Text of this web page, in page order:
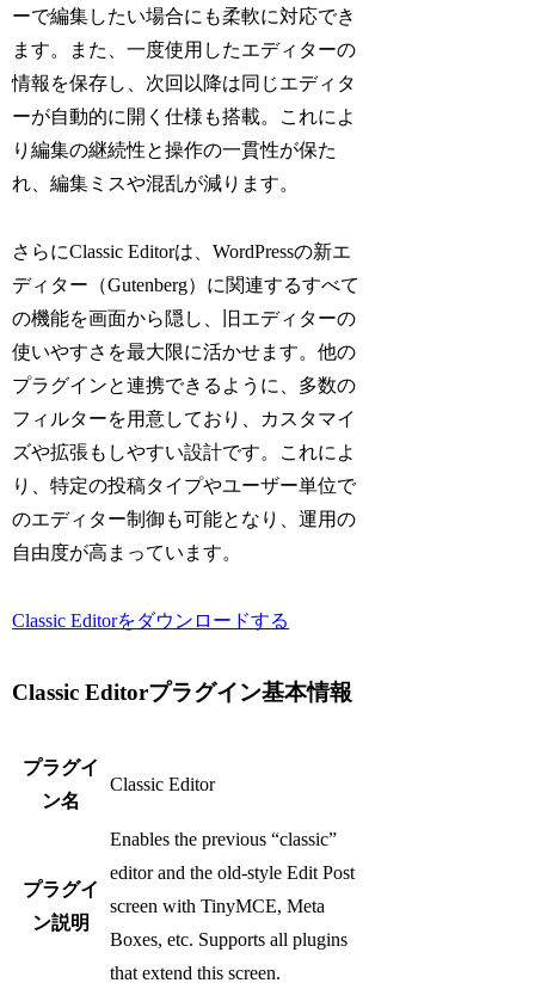
ーで編集したい場合にも柔軟に対応でき
ます。また、一度使用したエディターの
情報を保存し、次回以降は同じエディタ
ーが自動的に開く仕様も搭載。これによ
り編集の継続性と操作の一貫性が保た
れ、編集ミスや混乱が減ります。
さらにClassic Editorは、WordPressの新エ
ディター（Gutenberg）に関連するすべて
の機能を画面から隠し、旧エディターの
使いやすさを最大限に活かせます。他の
プラグインと連携できるように、多数の
フィルターを用意しており、カスタマイ
ズや拡張もしやすい設計です。これによ
り、特定の投稿タイプやユーザー単位で
のエディター制御も可能となり、運用の
自由度が高まっています。
Classic Editorをダウンロードする
Classic Editorプラグイン基本情報
プラグイ
ン名
Classic Editor
プラグイ
ン説明
Enables the previous “classic”
editor and the old-style Edit Post
screen with TinyMCE, Meta
Boxes, etc. Supports all plugins
that extend this screen.